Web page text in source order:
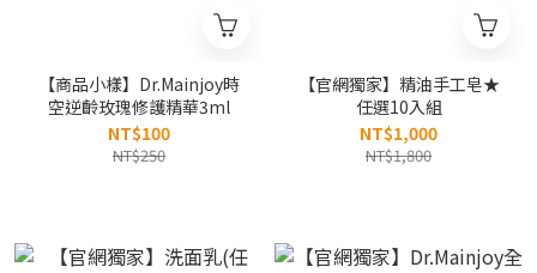
【商品小樣】Dr.Mainjoy時
空逆齡玫瑰修護精華3ml
NT$100
NT$250
【官網獨家】精油手工皂★
任選10入組
NT$1,000
NT$1,800